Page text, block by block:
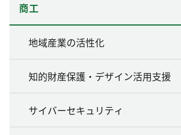
商工
地域産業の活性化
知的財産保護・デザイン活用支援
サイバーセキュリティ